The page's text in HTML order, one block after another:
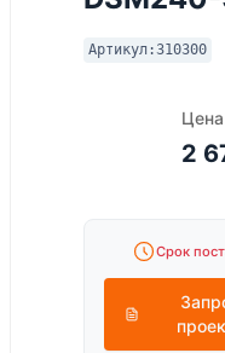
Артикул:310300
2
Срок